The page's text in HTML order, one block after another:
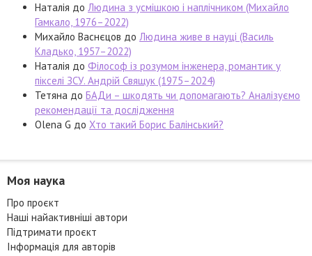
Наталія до Людина з усмішкою і наплічником (Михайло
Гамкало, 1976–2022)
Михайло Васнєцов до Людина живе в науці (Василь
Кладько, 1957–2022)
Наталія до Філософ із розумом інженера, романтик у
пікселі ЗСУ. Андрій Свящук (1975–2024)
Тетяна до БАДи – шкодять чи допомагають? Аналізуємо
рекомендації та дослідження
Olena G до Хто такий Борис Балінський?
Моя наука
Про проєкт
Наші найактивніші автори
Підтримати проєкт
Інформація для авторів